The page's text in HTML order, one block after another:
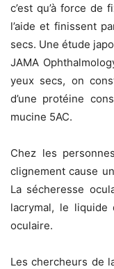
c’est qu’à force de
l’aide et finissent
secs. Une étude
JAMA
yeux secs, on
d’une protéine
mucine 5AC.
Chez les
clignement cause
La sécheresse
lacrymal, le
oculaire.
Les chercheurs de